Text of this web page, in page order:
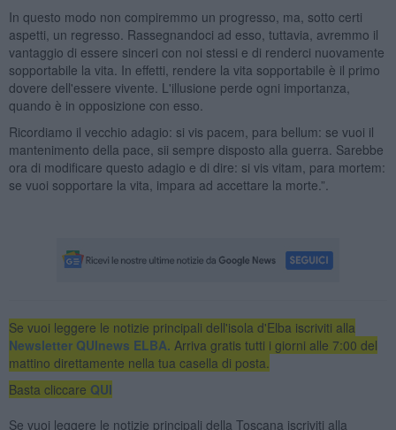
In questo modo non compiremmo un progresso, ma, sotto certi
aspetti, un regresso. Rassegnandoci ad esso, tuttavia, avremmo il
vantaggio di essere sinceri con noi stessi e di renderci nuovamente
sopportabile la vita. In effetti, rendere la vita sopportabile è il primo
dovere dell'essere vivente. L'illusione perde ogni importanza,
quando è in opposizione con esso.
Ricordiamo il vecchio adagio: si vis pacem, para bellum: se vuoi il
mantenimento della pace, sii sempre disposto alla guerra. Sarebbe
ora di modificare questo adagio e di dire: si vis vitam, para mortem:
se vuoi sopportare la vita, impara ad accettare la morte.”.
Se vuoi leggere le notizie principali dell'isola d'Elba iscriviti alla
Newsletter QUInews ELBA. Arriva gratis tutti i giorni alle 7:00 del
mattino direttamente nella tua casella di posta.
Basta cliccare QUI
Se vuoi leggere le notizie principali della Toscana iscriviti alla